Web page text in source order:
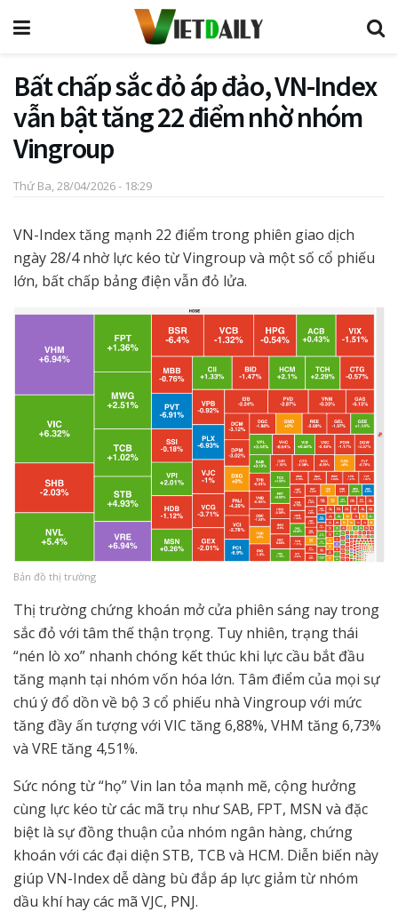
Bất chấp sắc đỏ áp đảo, VN-Index
vẫn bật tăng 22 điểm nhờ nhóm
Vingroup
Thứ Ba, 28/04/2026 - 18:29
VN-Index tăng mạnh 22 điểm trong phiên giao dịch
ngày 28/4 nhờ lực kéo từ Vingroup và một số cổ phiếu
lớn, bất chấp bảng điện vẫn đỏ lửa.
Bản đồ thị trường
Thị trường chứng khoán mở cửa phiên sáng nay trong
sắc đỏ với tâm thế thận trọng. Tuy nhiên, trạng thái
“nén lò xo” nhanh chóng kết thúc khi lực cầu bắt đầu
tăng mạnh tại nhóm vốn hóa lớn. Tâm điểm của mọi sự
chú ý đổ dồn về bộ 3 cổ phiếu nhà Vingroup với mức
tăng đầy ấn tượng với VIC tăng 6,88%, VHM tăng 6,73%
và VRE tăng 4,51%.
Sức nóng từ “họ” Vin lan tỏa mạnh mẽ, cộng hưởng
cùng lực kéo từ các mã trụ như SAB, FPT, MSN và đặc
biệt là sự đồng thuận của nhóm ngân hàng, chứng
khoán với các đại diện STB, TCB và HCM. Diễn biến này
giúp VN-Index dễ dàng bù đắp áp lực giảm từ nhóm
dầu khí hay các mã VJC, PNJ.